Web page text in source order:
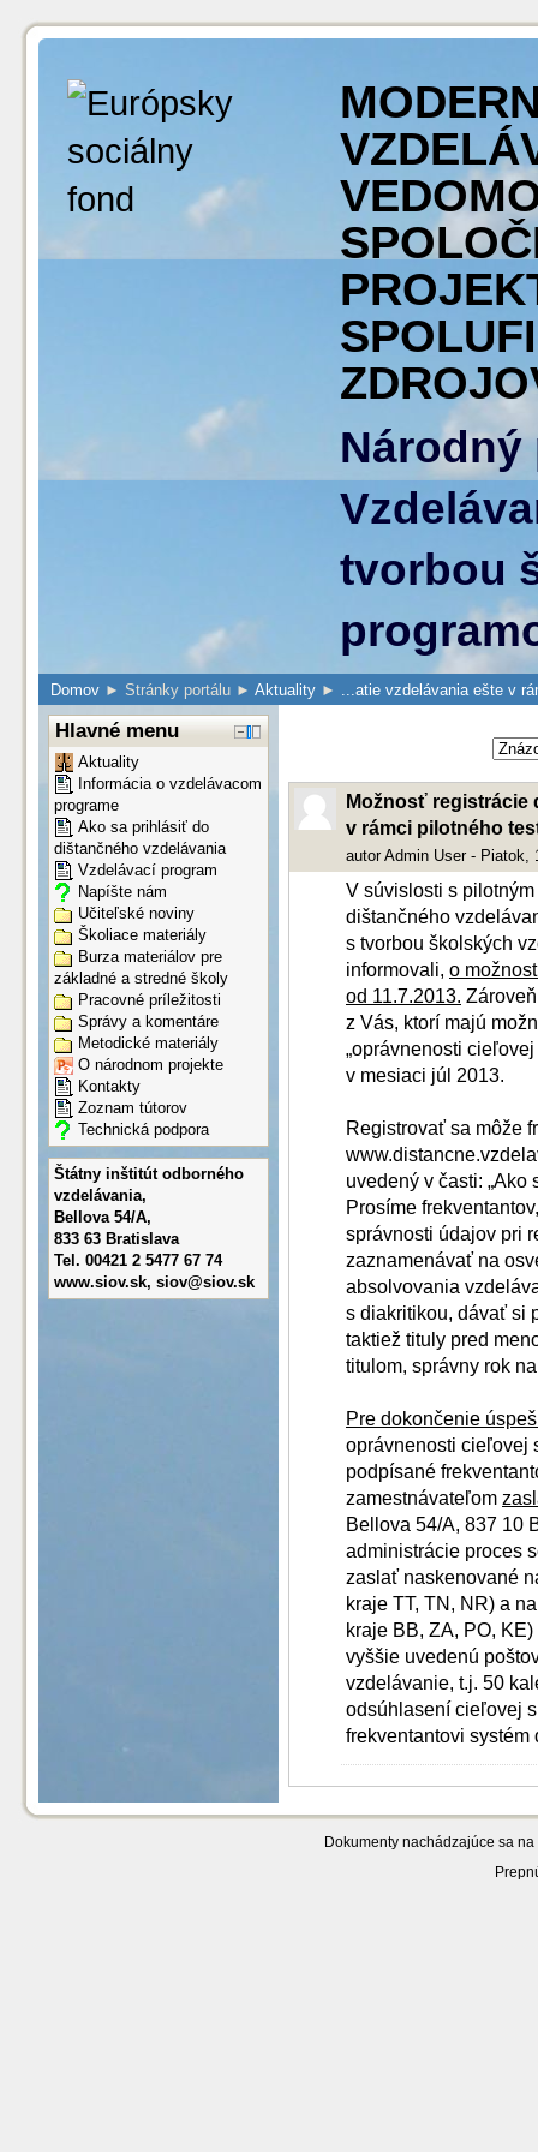
tvorbou
Domov ► Stránky portálu ► Aktuality ► ...atie vzdelávania ešte v
Možnosť registrácie
v rámci pilotného
autorAdmin User- Piatok,
V súvislosti s
dištančného
s tvorbou školských
informovali, o
od 11.7.2013.
z Vás, ktorí majú
„oprávnenosti
v mesiaci júl 2013.
Registrovať sa môže
uvedený v časti:
Prosíme
správnosti údajov pri
zaznamenávať na
absolvovania
s diakritikou, dávať si
taktiež tituly pred
titulom, správny rok
Pre dokončenie
oprávnenosti cieľovej
podpísané
zamestnávateľom
Bellova 54/A, 837 10
administrácie proces
zaslať naskenované
kraje TT, TN, NR) a
kraje BB, ZA, PO,
vyššie uvedenú
vzdelávanie, t.j. 50
odsúhlasení cieľovej
frekventantovi
Hlavné menu
Aktuality
Informácia o vzdelávacom
programe
Ako sa prihlásiť do
dištančného vzdelávania
Vzdelávací program
Napíšte nám
Učiteľské noviny
Školiace materiály
Burza materiálov pre
základné a stredné školy
Pracovné príležitosti
Správy a komentáre
Metodické materiály
O národnom projekte
Kontakty
Zoznam tútorov
Technická podpora
Štátny inštitút odborného
vzdelávania,
Bellova 54/A,
833 63 Bratislava
Tel. 00421 2 5477 67 74
www.siov.sk, siov@siov.sk
Dokumenty nachádzajúce sa